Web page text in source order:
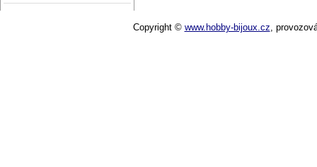
Copyright © www.hobby-bijoux.cz